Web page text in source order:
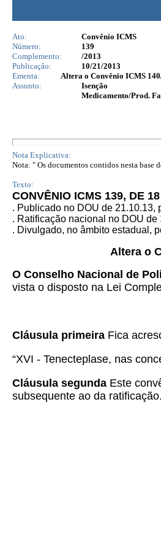
Ato:
Convênio ICMS
Número:
139
Complemento:
/2013
Publicação:
10/21/2013
Ementa:
Altera o Convênio ICMS
Assunto:
Isenção
Medicamento/Prod.
Nota Explicativa:
Nota: " Os documentos contidos nesta base
Texto:
CONVÊNIO ICMS 139, DE
. Publicado no DOU de 21.10.13,
. Ratificação nacional no DOU
. Divulgado, no âmbito estadual,
Altera o
O Conselho Nacional de
vista o disposto na Lei
Cláusula primeira Fica
“XVI - Tenecteplase, nas
Cláusula segunda Este
subsequente ao da ratificação.